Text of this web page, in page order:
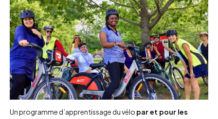
Un programme d’apprentissage du vélo par et pour les